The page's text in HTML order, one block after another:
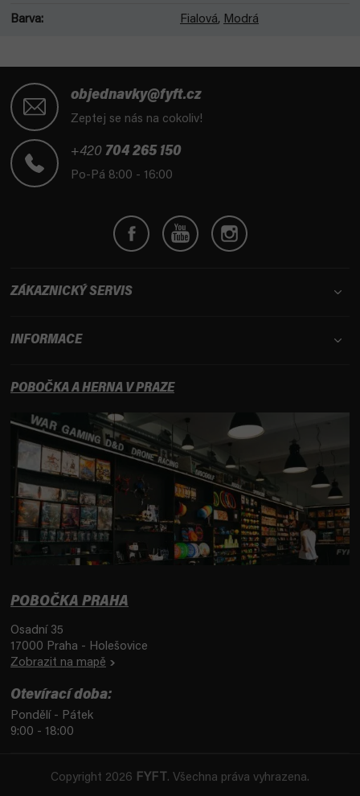
Barva: Fialová, Modrá
objednavky@fyft.cz
Zeptej se nás na cokoliv!
+420 704 265 150
Po-Pá 8:00 - 16:00
ZÁKAZNICKÝ SERVIS
INFORMACE
POBOČKA A HERNA V PRAZE
POBOČKA PRAHA
Osadní 35
17000 Praha - Holešovice
Zobrazit na mapě
Otevírací doba:
Pondělí - Pátek
9:00 - 18:00
Copyright 2026 FYFT . Všechna práva vyhrazena.